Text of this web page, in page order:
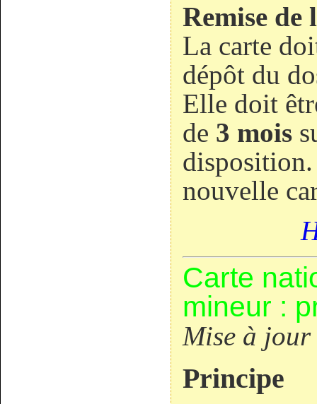
Remise de
La carte
dépôt du
Elle doit
de 3 mois
disposition.
nouvelle
Carte
mineur :
Mise à
Principe